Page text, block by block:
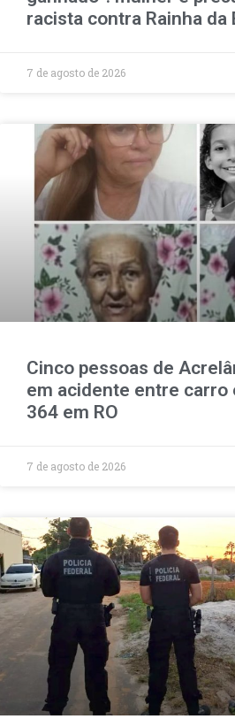
racista contra Rainha da
7 de agosto de 2026
Cinco pessoas de
em acidente entre carro
364 em RO
7 de agosto de 2026